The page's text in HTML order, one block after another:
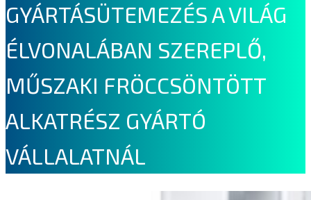
GYÁRTÁSÜTEMEZÉS A VILÁG
ÉLVONALÁBAN SZEREPLŐ,
MŰSZAKI FRÖCCSÖNTÖTT
ALKATRÉSZ GYÁRTÓ
VÁLLALATNÁL